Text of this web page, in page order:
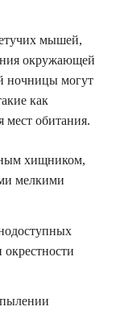
мышей,
окружающей
ночницы могут
как
мест обитания.
хищником,
мелкими
окрестности